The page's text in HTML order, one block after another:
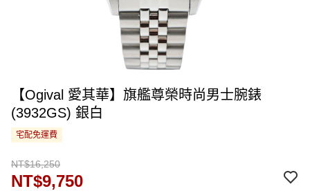
【Ogival 愛其華】旗艦尊榮時尚男士腕錶
(3932GS) 銀白
宅配免運費
NT$16,250
NT$9,750